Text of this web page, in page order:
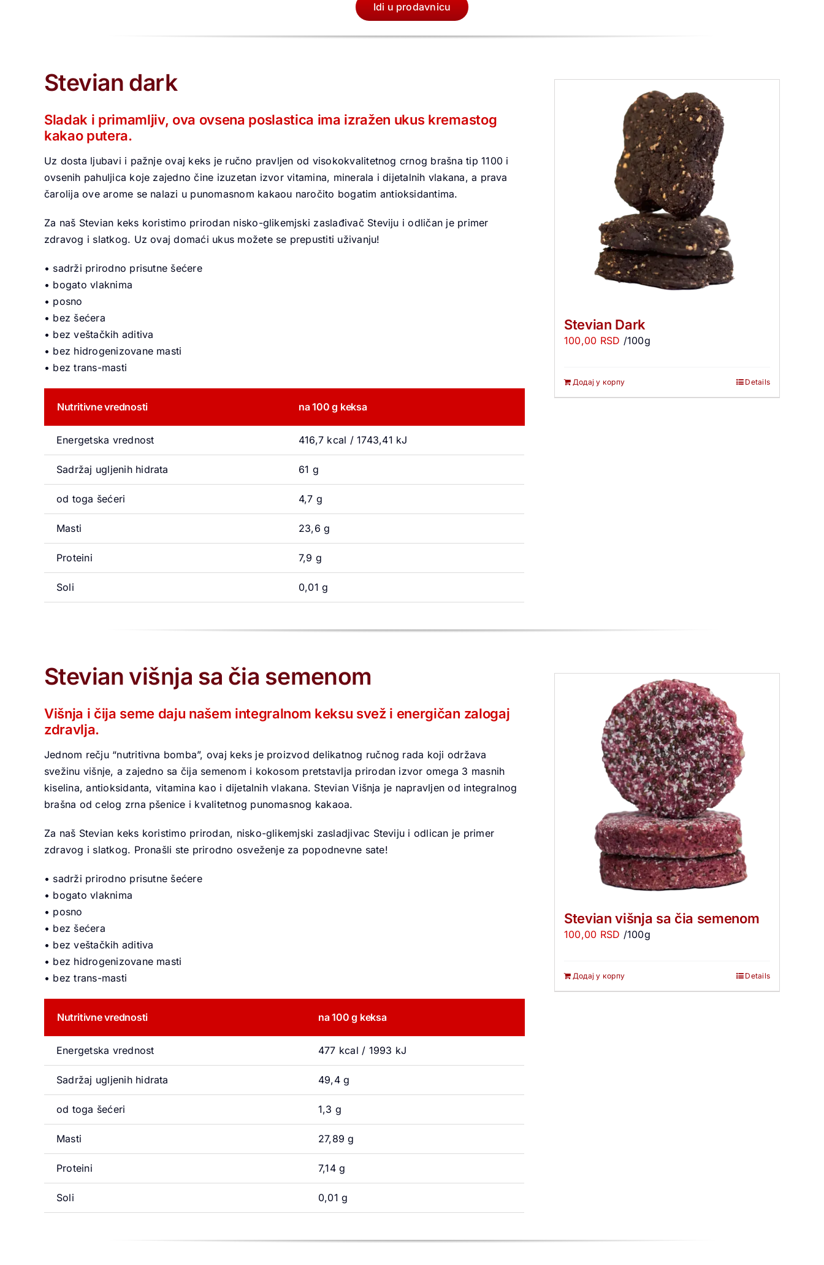
Idi u prodavnicu
Stevian dark
Sladak i primamljiv, ova ovsena poslastica ima izražen ukus kremastog
kakao putera.
Uz dosta ljubavi i pažnje ovaj keks je ručno pravljen od visokokvalitetnog crnog brašna tip 1100 i
ovsenih pahuljica koje zajedno čine izuzetan izvor vitamina, minerala i dijetalnih vlakana, a prava
čarolija ove arome se nalazi u punomasnom kakaou naročito bogatim antioksidantima.
Za naš Stevian keks koristimo prirodan nisko-glikemjski zaslađivač Steviju i odličan je primer
zdravog i slatkog. Uz ovaj domaći ukus možete se prepustiti uživanju!
• sadrži prirodno prisutne šećere
• bogato vlaknima
• posno
• bez šećera
• bez veštačkih aditiva
• bez hidrogenizovane masti
• bez trans-masti
Nutritivne vrednosti na 100 g keksa
Energetska vrednost 416,7 kcal / 1743,41 kJ
Sadržaj ugljenih hidrata 61 g
od toga šećeri 4,7 g
Masti 23,6 g
Proteini 7,9 g
Soli 0,01 g
Stevian Dark
100,00 RSD /100g
Додај у корпу Details
Stevian višnja sa čia semenom
Višnja i čija seme daju našem integralnom keksu svež i energičan zalogaj
zdravlja.
Jednom rečju “nutritivna bomba”, ovaj keks je proizvod delikatnog ručnog rada koji održava
svežinu višnje, a zajedno sa čija semenom i kokosom pretstavlja prirodan izvor omega 3 masnih
kiselina, antioksidanta, vitamina kao i dijetalnih vlakana. Stevian Višnja je napravljen od integralnog
brašna od celog zrna pšenice i kvalitetnog punomasnog kakaoa.
Za naš Stevian keks koristimo prirodan, nisko-glikemjski zasladjivac Steviju i odlican je primer
zdravog i slatkog. Pronašli ste prirodno osveženje za popodnevne sate!
• sadrži prirodno prisutne šećere
• bogato vlaknima
• posno
• bez šećera
• bez veštačkih aditiva
• bez hidrogenizovane masti
• bez trans-masti
Nutritivne vrednosti na 100 g keksa
Energetska vrednost 477 kcal / 1993 kJ
Sadržaj ugljenih hidrata 49,4 g
od toga šećeri 1,3 g
Masti 27,89 g
Proteini 7,14 g
Soli 0,01 g
Stevian višnja sa čia semenom
100,00 RSD /100g
Додај у корпу Details